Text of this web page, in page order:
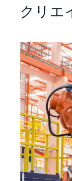
クリエ